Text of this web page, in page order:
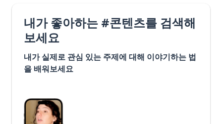
내가 좋아하는 #콘텐츠를 검색해
보세요
내가 실제로 관심 있는 주제에 대해 이야기하는 법
을 배워보세요